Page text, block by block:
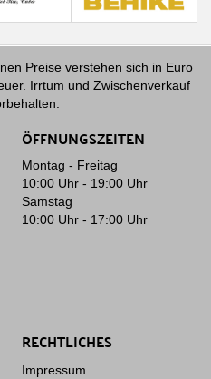
Preise verstehen sich in Euro
Irrtum und Zwischenverkauf
ÖFFNUNGSZEITEN
Montag - Freitag
10:00 Uhr - 19:00 Uhr
Samstag
10:00 Uhr - 17:00 Uhr
RECHTLICHES
Impressum